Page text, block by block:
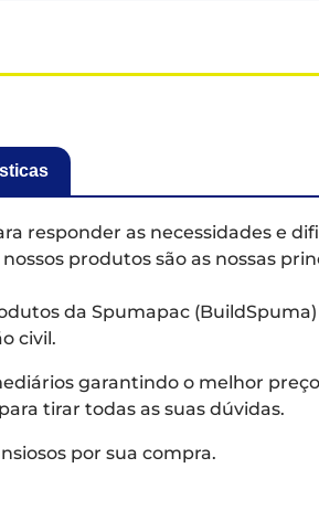
responder as necessidades e
produtos são as nossas
da Spumapac
civil.
garantindo o melhor
tirar todas as suas dúvidas.
por sua compra.